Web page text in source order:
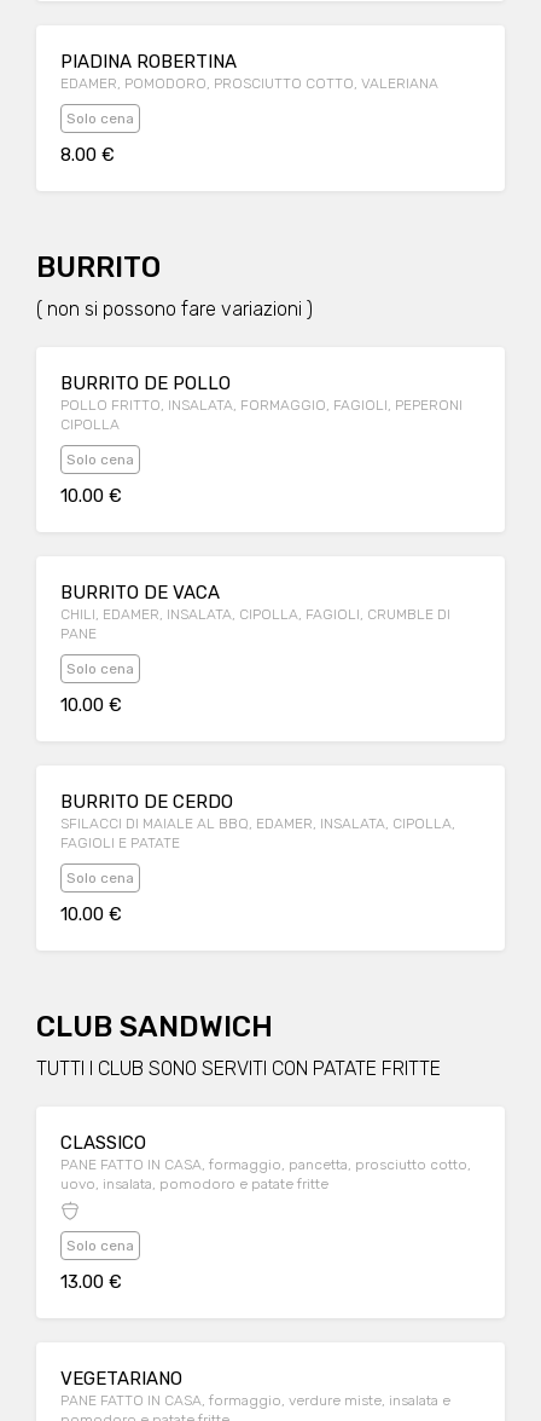
PIADINA ROBERTINA
EDAMER, POMODORO, PROSCIUTTO COTTO, VALERIANA
Solo cena
8.00 €
BURRITO
( non si possono fare variazioni )
BURRITO DE POLLO
POLLO FRITTO, INSALATA, FORMAGGIO, FAGIOLI, PEPERONI
CIPOLLA
Solo cena
10.00 €
BURRITO DE VACA
CHILI, EDAMER, INSALATA, CIPOLLA, FAGIOLI, CRUMBLE DI
PANE
Solo cena
10.00 €
BURRITO DE CERDO
SFILACCI DI MAIALE AL BBQ, EDAMER, INSALATA, CIPOLLA,
FAGIOLI E PATATE
Solo cena
10.00 €
CLUB SANDWICH
TUTTI I CLUB SONO SERVITI CON PATATE FRITTE
CLASSICO
PANE FATTO IN CASA, formaggio, pancetta, prosciutto cotto,
uovo, insalata, pomodoro e patate fritte
Solo cena
13.00 €
VEGETARIANO
PANE FATTO IN CASA, formaggio, verdure miste, insalata e